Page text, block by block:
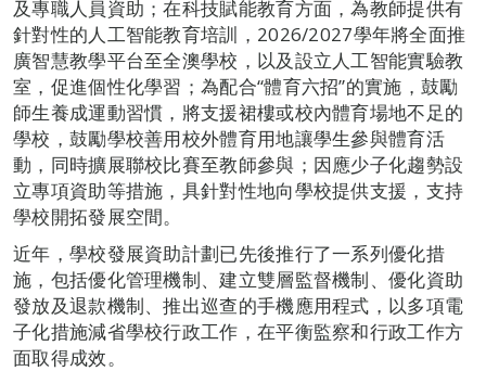
及專職人員資助；在科技賦能教育方面，為教師提供有
針對性的人工智能教育培訓，2026/2027學年將全面推
廣智慧教學平台至全澳學校，以及設立人工智能實驗教
室，促進個性化學習；為配合“體育六招”的實施，鼓勵
師生養成運動習慣，將支援裙樓或校內體育場地不足的
學校，鼓勵學校善用校外體育用地讓學生參與體育活
動，同時擴展聯校比賽至教師參與；因應少子化趨勢設
立專項資助等措施，具針對性地向學校提供支援，支持
學校開拓發展空間。
近年，學校發展資助計劃已先後推行了一系列優化措
施，包括優化管理機制、建立雙層監督機制、優化資助
發放及退款機制、推出巡查的手機應用程式，以多項電
子化措施減省學校行政工作，在平衡監察和行政工作方
面取得成效。